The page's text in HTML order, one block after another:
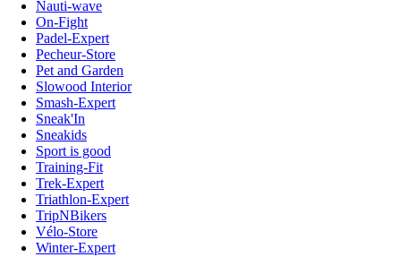
Nauti-wave
On-Fight
Padel-Expert
Pecheur-Store
Pet and Garden
Slowood Interior
Smash-Expert
Sneak'In
Sneakids
Sport is good
Training-Fit
Trek-Expert
Triathlon-Expert
TripNBikers
Vélo-Store
Winter-Expert